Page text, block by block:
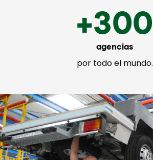
+300
agencias
por todo el mundo.